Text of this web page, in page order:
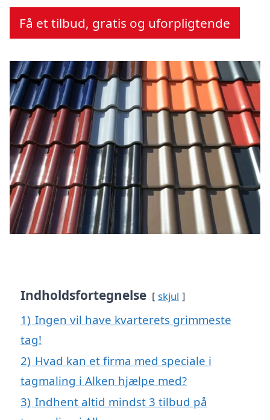
Få et tilbud, gratis og uforpligtende
Indholdsfortegnelse skjul
1) Ingen vil have kvarterets grimmeste
tag!
2) Hvad kan et firma med speciale i
tagmaling i Alken hjælpe med?
3) Indhent altid mindst 3 tilbud på